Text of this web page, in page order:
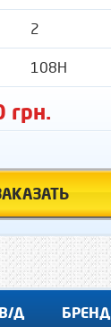
2
108H
грн.
Д БРЕНД